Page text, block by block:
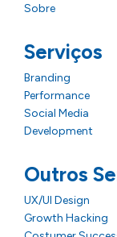
Sobre
Serviços
Branding
Performance
Social Media
Development
Outros
UX/UI Design
Growth Hacking